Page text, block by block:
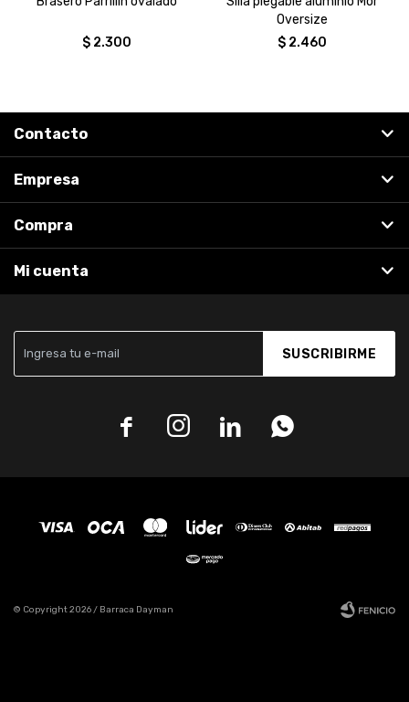
$ 2.300
Oversize
$ 2.460
SUSCRIBIRME
   
Contacto
Empresa
Compra
Mi cuenta
© Copyright 2026 / Barraca Dayman